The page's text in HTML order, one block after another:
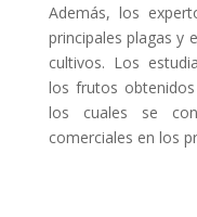
Además, los
principales plagas y
cultivos. Los
los frutos
los cuales se
comerciales en los